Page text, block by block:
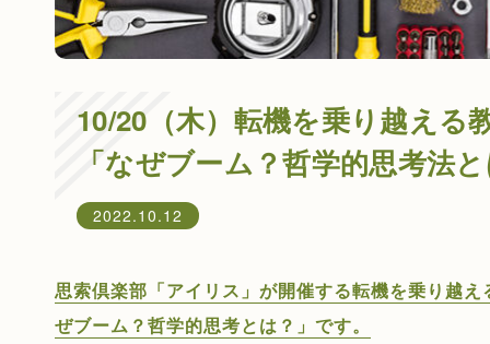
10/20（木）転機を乗り越え
「なぜブーム？哲学的思考法
2022.10.12
思索倶楽部「アイリス」が開催する転機を乗り越
ぜブーム？哲学的思考とは？」です。